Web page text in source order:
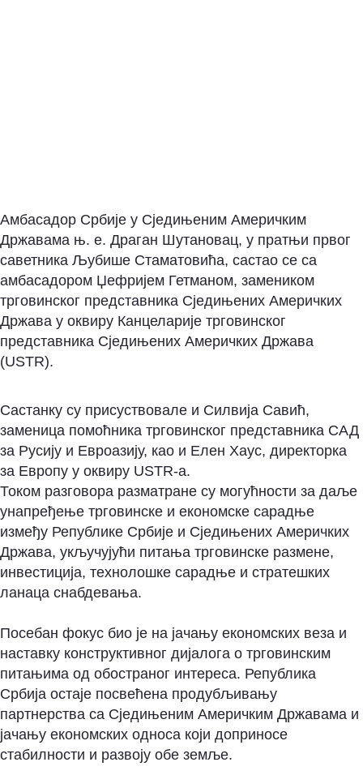
Амбасадор Србије у Сједињеним Америчким
Државама њ. е. Драган Шутановац, у пратњи првог
саветника Љубише Стаматовића, састао се са
амбасадором Џефријем Гетманом, замеником
трговинског представника Сједињених Америчких
Држава у оквиру Канцеларије трговинског
представника Сједињених Америчких Држава
(USTR).
Састанку су присуствовале и Силвија Савић,
заменица помоћника трговинског представника САД
за Русију и Евроазију, као и Елен Хаус, директорка
за Европу у оквиру USTR-а.
Током разговора разматране су могућности за даље
унапређење трговинске и економске сарадње
између Републике Србије и Сједињених Америчких
Држава, укључујући питања трговинске размене,
инвестиција, технолошке сарадње и стратешких
ланаца снабдевања.
Посебан фокус био је на јачању економских веза и
наставку конструктивног дијалога о трговинским
питањима од обостраног интереса. Република
Србија остаје посвећена продубљивању
партнерства са Сједињеним Америчким Државама и
јачању економских односа који доприносе
стабилности и развоју обе земље.